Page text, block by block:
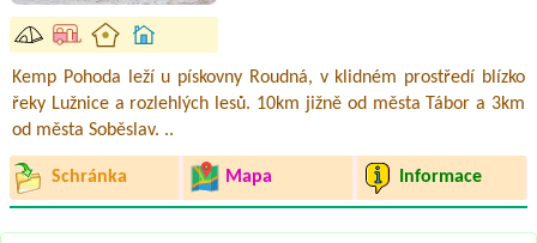
Kemp Pohoda leží u pískovny Roudná, v klidném prostředí blízko
řeky Lužnice a rozlehlých lesů. 10km jižně od města Tábor a 3km
od města Soběslav. ..
Schránka Mapa Informace